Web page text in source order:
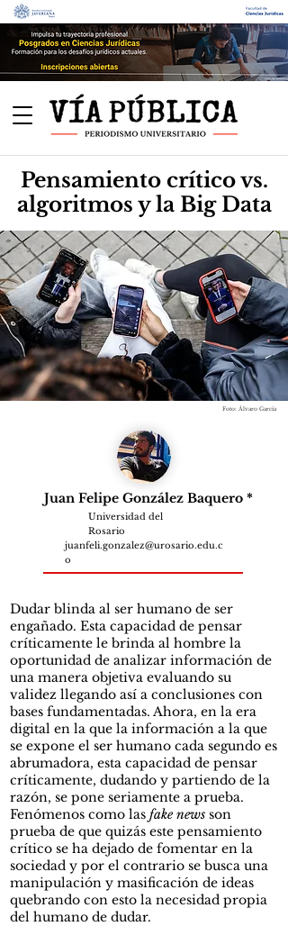
Pensamiento crítico vs.
algoritmos y la Big Data
Foto: Álvaro García
Juan Felipe González Baquero *
Universidad del
Rosario
juanfeli.gonzalez@urosario.edu.c
o
Dudar blinda al ser humano de ser
engañado. Esta capacidad de pensar
críticamente le brinda al hombre la
oportunidad de analizar información de
una manera objetiva evaluando su
validez llegando así a conclusiones con
bases fundamentadas. Ahora, en la era
digital en la que la información a la que
se expone el ser humano cada segundo es
abrumadora, esta capacidad de pensar
críticamente, dudando y partiendo de la
razón, se pone seriamente a prueba.
Fenómenos como las fake news son
prueba de que quizás este pensamiento
crítico se ha dejado de fomentar en la
sociedad y por el contrario se busca una
manipulación y masificación de ideas
quebrando con esto la necesidad propia
del humano de dudar.